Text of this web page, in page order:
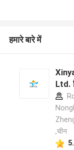
हमारे बारे में
Ltd.
,चीन